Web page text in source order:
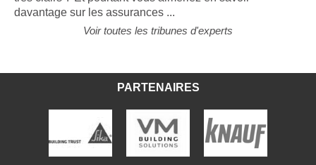
très clairs ? Et pourtant vous aimeriez en savoir